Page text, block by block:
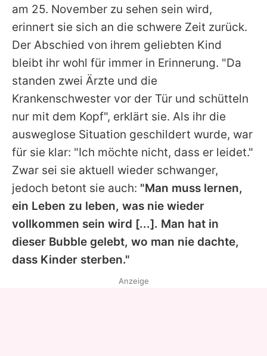
am 25. November zu sehen sein wird,
erinnert sie sich an die schwere Zeit zurück.
Der Abschied von ihrem geliebten Kind
bleibt ihr wohl für immer in Erinnerung. "Da
standen zwei Ärzte und die
Krankenschwester vor der Tür und schütteln
nur mit dem Kopf", erklärt sie. Als ihr die
ausweglose Situation geschildert wurde, war
für sie klar: "Ich möchte nicht, dass er leidet."
Zwar sei sie aktuell wieder schwanger,
jedoch betont sie auch: "Man muss lernen,
ein Leben zu leben, was nie wieder
vollkommen sein wird [...]. Man hat in
dieser Bubble gelebt, wo man nie dachte,
dass Kinder sterben."
Anzeige